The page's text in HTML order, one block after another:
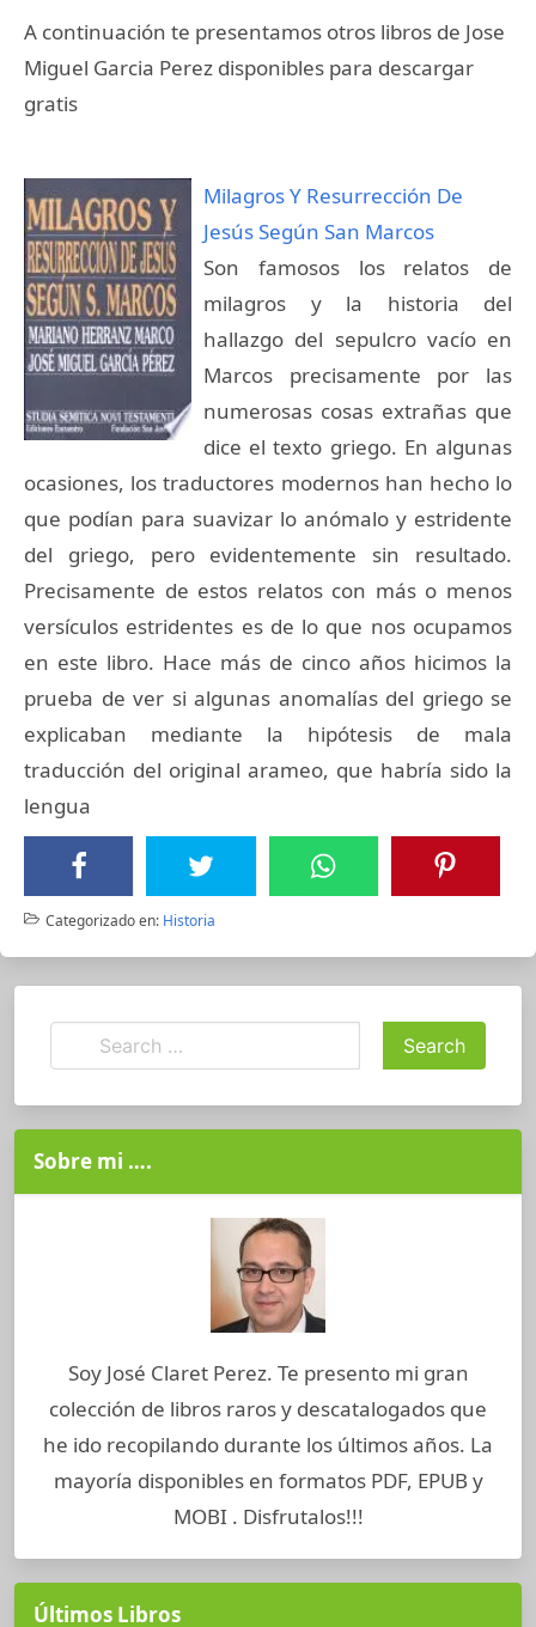
A continuación te presentamos otros libros de Jose
Miguel Garcia Perez disponibles para descargar
gratis
Milagros Y Resurrección De
Jesús Según San Marcos
Son famosos los relatos de
milagros y la historia del
hallazgo del sepulcro vacío en
Marcos precisamente por las
numerosas cosas extrañas que
dice el texto griego. En algunas
ocasiones, los traductores modernos han hecho lo
que podían para suavizar lo anómalo y estridente
del griego, pero evidentemente sin resultado.
Precisamente de estos relatos con más o menos
versículos estridentes es de lo que nos ocupamos
en este libro. Hace más de cinco años hicimos la
prueba de ver si algunas anomalías del griego se
explicaban mediante la hipótesis de mala
traducción del original arameo, que habría sido la
lengua
Categorizado en: Historia
Sobre mi ….
Soy José Claret Perez. Te presento mi gran
colección de libros raros y descatalogados que
he ido recopilando durante los últimos años. La
mayoría disponibles en formatos PDF, EPUB y
MOBI . Disfrutalos!!!
Últimos Libros